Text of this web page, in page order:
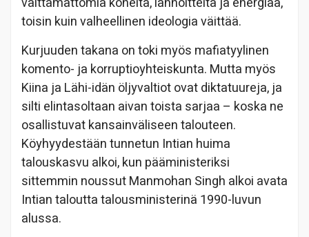
toisin kuin valheellinen ideologia väittää.
Kurjuuden takana on toki myös mafiatyylinen
komento- ja korruptioyhteiskunta. Mutta myös
Kiina ja Lähi-idän öljyvaltiot ovat diktatuureja, ja
silti elintasoltaan aivan toista sarjaa – koska ne
osallistuvat kansainväliseen talouteen.
Köyhyydestään tunnetun Intian huima
talouskasvu alkoi, kun pääministeriksi
sittemmin noussut Manmohan Singh alkoi avata
Intian taloutta talousministerinä 1990-luvun
alussa.